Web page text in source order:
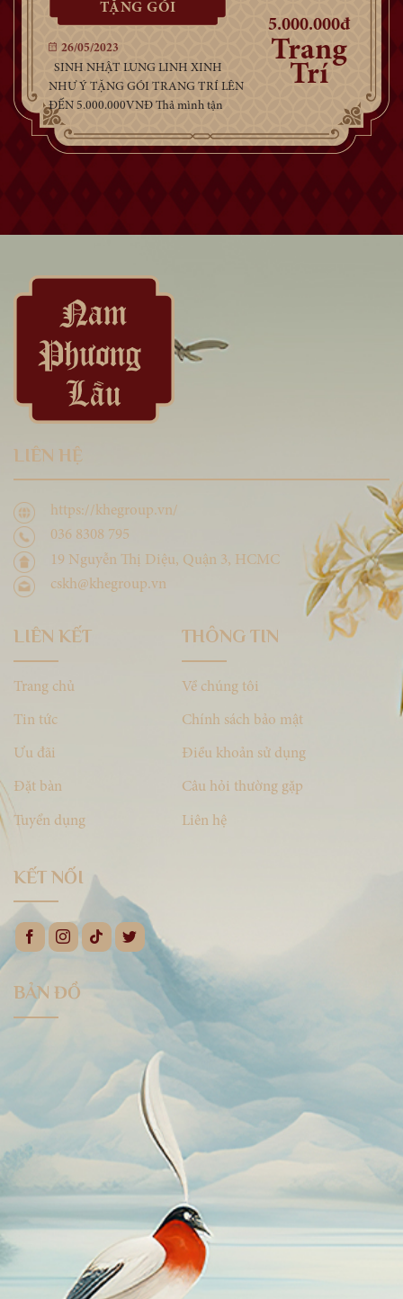
TẶNG GÓI
26/05/2023
SINH NHẬT LUNG LINH XINH
NHƯ Ý TẶNG GÓI TRANG TRÍ LÊN
ĐẾN 5.000.000VNĐ Thả mình tận
hưởng giây phút sinh nhật trọn vẹn
cùng người thân tại Nam Phương Lầu.
5.000.000đ
Trang
Trí
LIÊN HỆ
https://khegroup.vn/
036 8308 795
19 Nguyễn Thị Diệu, Quận 3, HCMC
cskh@khegroup.vn
LIÊN KẾT
Trang chủ
Tin tức
Ưu đãi
Đặt bàn
Tuyển dụng
THÔNG TIN
Về chúng tôi
Chính sách bảo mật
Điều khoản sử dụng
Câu hỏi thường gặp
Liên hệ
KẾT NỐI
BẢN ĐỒ